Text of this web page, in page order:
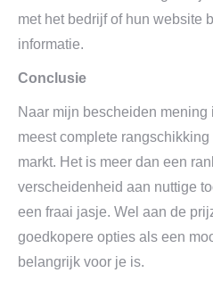
met het bedrijf of hun website
informatie.
Conclusie
Naar mijn bescheiden
meest complete
markt. Het is meer dan een
verscheidenheid aan nuttige
een fraai jasje. Wel aan de
goedkopere opties als een
belangrijk voor je is.